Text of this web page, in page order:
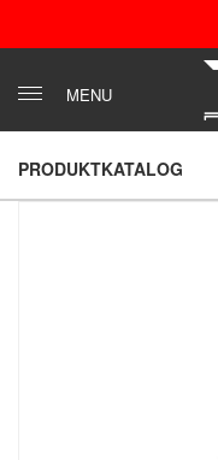
MENU
PRODUKTKATALOG